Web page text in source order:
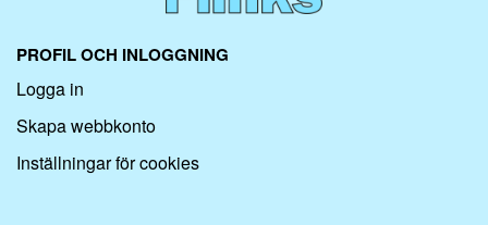
PROFIL OCH INLOGGNING
Logga in
Skapa webbkonto
Inställningar för cookies